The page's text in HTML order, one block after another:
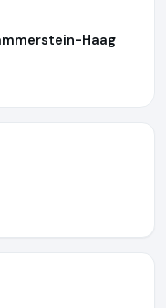
Haag